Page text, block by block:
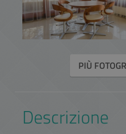
PIÙ
Descrizione